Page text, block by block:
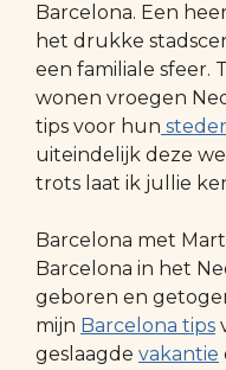
Barcelona. Een
het drukke
een familiale sfeer.
wonen vroegen
tips voor hun
uiteindelijk deze
trots laat ik jullie
Barcelona met
Barcelona in het
geboren en
mijn Barcelona tips
geslaagde vakantie